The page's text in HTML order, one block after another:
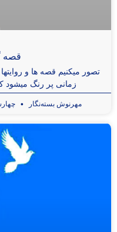
قصه
تصور میکنیم قصه ها و
زمانی پر رنگ
مهرنوش بسته‌نگار چهارشنبه 3